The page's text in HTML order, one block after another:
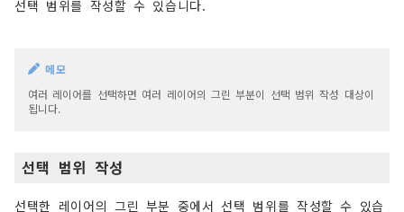
선택 범위를 작성할 수 있습니다.
메모
여러 레이어를 선택하면 여러 레이어의 그린 부분이 선택 범위 작성 대상이
됩니다.
선택 범위 작성
선택한 레이어의 그린 부분 중에서 선택 범위를 작성할 수 있습